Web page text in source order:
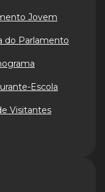
Jovem
do Parlamento
Escola
Visitantes